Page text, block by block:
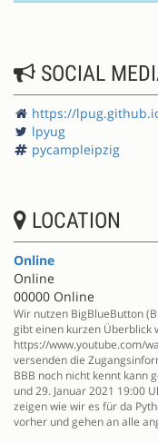
SOCIAL
https://
lpyug
pycampleipzig
LOCATION
Online
Online
00000 Online
Wir nutzen BigBlueButton
gibt einen kurzen Überblick
https://www.youtube.com/
versenden die
BBB noch nicht kennt kann
und 29. Januar 2021 19:00
zeigen wie wir es für da
vorher und gehen an alle